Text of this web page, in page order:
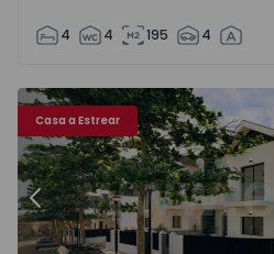
4 4 195 4
Casa a Estrear
- 1516566 - 20
Moradia em Banda T4 com
Anterior